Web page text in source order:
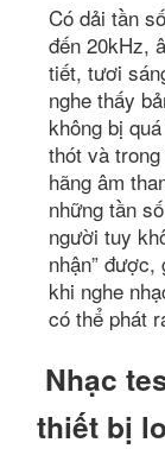
Có dải tần
đến 20kHz,
tiết, tươi
nghe thấy
không bị
thót và
hãng âm
những tần
người tuy
nhận” được,
khi nghe
có thể phát
Nhạc
thiết bị